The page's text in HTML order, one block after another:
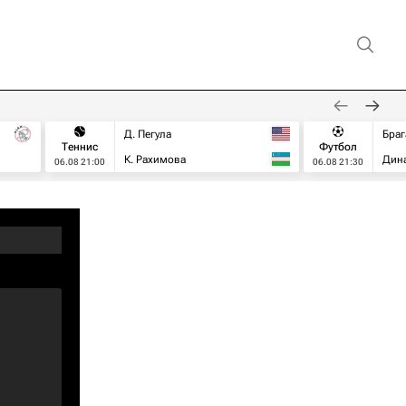
Теннис
06.08 21:00
Д. Пегула
К. Рахимова
Футбол
06.08 21:30